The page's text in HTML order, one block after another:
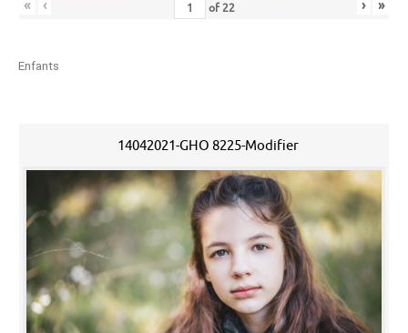
« ‹ of 22 › »
Enfants
14042021-GHO 8225-Modifier